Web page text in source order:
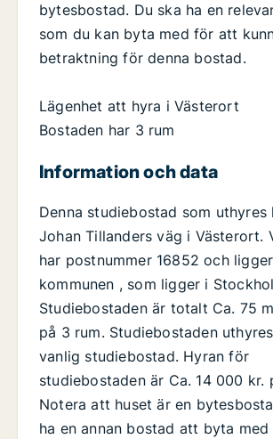
bytesbostad. Du ska ha en
som du kan byta med för att
betraktning för denna bostad.
Lägenhet att hyra i Västerort
Bostaden har 3 rum
Information och data
Denna studiebostad som uthyres
Johan Tillanders väg i Västerort.
har postnummer 16852 och
kommunen , som ligger i
Studiebostaden är totalt Ca. 75
på 3 rum. Studiebostaden
vanlig studiebostad. Hyran för
studiebostaden är Ca. 14 000 kr.
Notera att huset är en
ha en annan bostad att byta